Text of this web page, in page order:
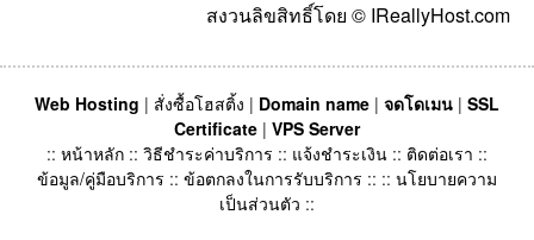
สงวนลิขสิทธิ์โดย © IReallyHost.com
Web Hosting | สั่งซื้อโฮสติ้ง | Domain name | จดโดเมน | SSL
Certificate | VPS Server
:: หน้าหลัก :: วิธีชำระค่าบริการ :: แจ้งชำระเงิน :: ติดต่อเรา ::
ข้อมูล/คู่มือบริการ :: ข้อตกลงในการรับบริการ :: :: นโยบายความ
เป็นส่วนตัว ::